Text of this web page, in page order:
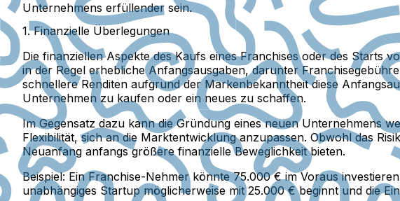
Unternehmens erfüllender sein.
1. Finanzielle Überlegungen
Die finanziellen Aspekte des Kaufs eines Franchises oder des
in der Regel erhebliche Anfangsausgaben, darunter
schnellere Renditen aufgrund der Markenbekanntheit diese
Unternehmen zu kaufen oder ein neues zu schaffen.
Im Gegensatz dazu kann die Gründung eines neuen Unternehmens
Flexibilität, sich an die Marktentwicklung anzupassen. Obwohl das
Neuanfang anfangs größere finanzielle Beweglichkeit bieten.
Beispiel:Ein Franchise-Nehmer könnte 75.000 € im Voraus
unabhängiges Startup möglicherweise mit 25.000 € beginnt und die